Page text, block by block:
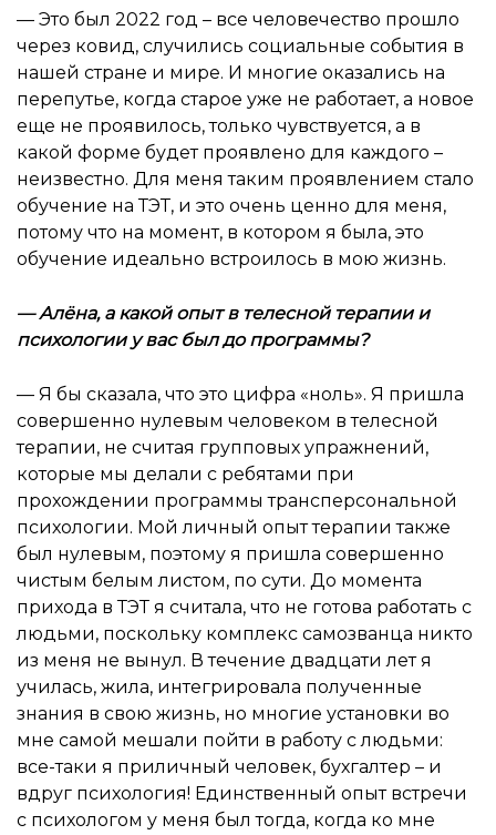
— Это был 2022 год – все человечество прошло
через ковид, случились социальные события в
нашей стране и мире. И многие оказались на
перепутье, когда старое уже не работает, а новое
еще не проявилось, только чувствуется, а в
какой форме будет проявлено для каждого –
неизвестно. Для меня таким проявлением стало
обучение на ТЭТ, и это очень ценно для меня,
потому что на момент, в котором я была, это
обучение идеально встроилось в мою жизнь.
—Алёна, а какой опыт в телесной терапии и
психологии у вас был до программы?
— Я бы сказала, что это цифра «ноль». Я пришла
совершенно нулевым человеком в телесной
терапии, не считая групповых упражнений,
которые мы делали с ребятами при
прохождении программы трансперсональной
психологии. Мой личный опыт терапии также
был нулевым, поэтому я пришла совершенно
чистым белым листом, по сути. До момента
прихода в ТЭТ я считала, что не готова работать с
людьми, поскольку комплекс самозванца никто
из меня не вынул. В течение двадцати лет я
училась, жила, интегрировала полученные
знания в свою жизнь, но многие установки во
мне самой мешали пойти в работу с людьми:
все-таки я приличный человек, бухгалтер – и
вдруг психология! Единственный опыт встречи
с психологом у меня был тогда, когда ко мне